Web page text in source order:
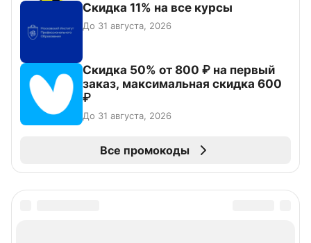
Скидка 11% на все курсы
До 31 августа, 2026
Скидка 50% от 800 ₽ на первый
заказ, максимальная скидка 600
₽
До 31 августа, 2026
Все промокоды